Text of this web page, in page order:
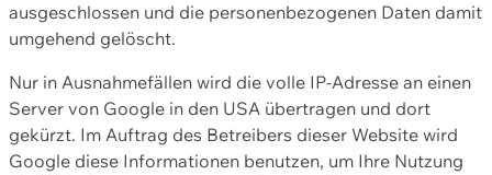
ausgeschlossen und die personenbezogenen Daten damit
umgehend gelöscht.
Nur in Ausnahmefällen wird die volle IP-Adresse an einen
Server von Google in den USA übertragen und dort
gekürzt. Im Auftrag des Betreibers dieser Website wird
Google diese Informationen benutzen, um Ihre Nutzung